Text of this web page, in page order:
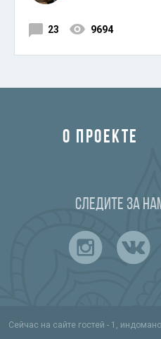
23 9694
О ПРОЕКТЕ
Следите за
Сейчас на сайте гостей - 1,